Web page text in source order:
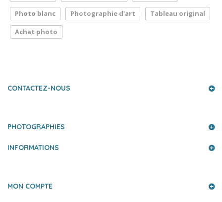
Photo blanc Photographie d'art Tableau original
Achat photo
CONTACTEZ-NOUS
PHOTOGRAPHIES
INFORMATIONS
MON COMPTE